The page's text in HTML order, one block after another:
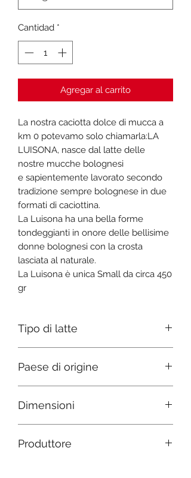
Cantidad *
Agregar al carrito
La nostra caciotta dolce di mucca a
km 0 potevamo solo chiamarla:LA
LUISONA, nasce dal latte delle
nostre mucche bolognesi
e sapientemente lavorato secondo
tradizione sempre bolognese in due
formati di caciottina.
La Luisona ha una bella forme
tondeggianti in onore delle bellisime
donne bolognesi con la crosta
lasciata al naturale.
La Luisona è unica Small da circa 450
gr
Tipo di latte
Paese di origine
Dimensioni
D 12 h 7
Produttore